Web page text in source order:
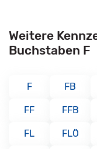
Weitere
Buchstaben F
F FB
FF FFB
FL FLÖ